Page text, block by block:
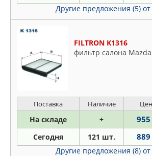
Другие предложения (5)
FILTRON K1316
фильтр салона
Поставка Наличие
На складе +
Сегодня 121 шт.
Другие предложения (8)